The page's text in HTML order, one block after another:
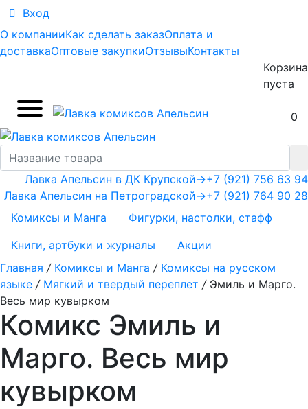
Вход
О компанииКак сделать заказОплата и
доставкаОптовые закупкиОтзывыКонтакты
Корзина
пуста
0
+7 (921) 756 63 94
+7 (921) 764 90 28
Лавка Апельсин в ДК Крупской→
Лавка Апельсин на Петроградской→
Комиксы и Манга
Фигурки, настолки, стафф
Книги, артбуки и журналы
Акции
Главная / Комиксы и Манга / Комиксы на русском
языке / Мягкий и твердый переплет / Эмиль и Марго.
Весь мир кувырком
Комикс Эмиль и
Марго. Весь мир
кувырком